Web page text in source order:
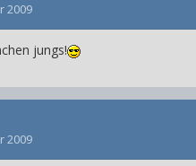
2009
jungs!
2009